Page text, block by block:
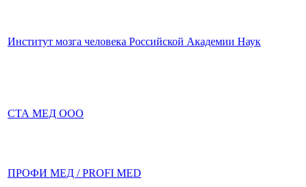
Институт мозга человека Российской Академии Наук
СТА МЕД ООО
ПРОФИ МЕД / PROFI MED